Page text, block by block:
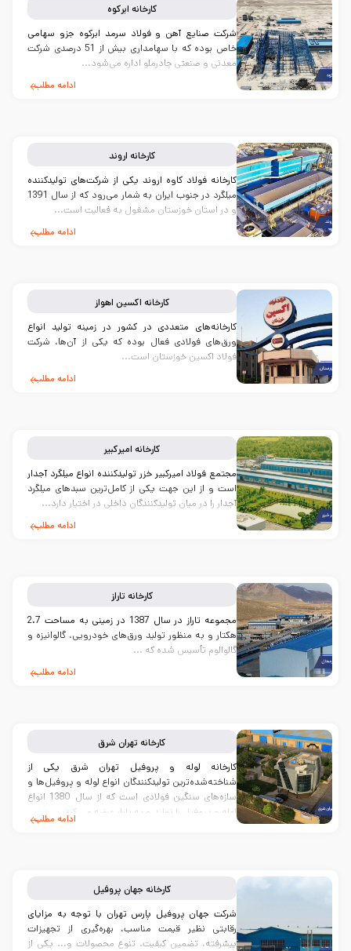
کارخانه ابرکوه
شرکت صنایع آهن و فولاد سرمد ابرکوه جزو سهامی
خاص بوده که با سهامداری بیش از 51 درصدی شرکت
معدنی و صنعتی چادرملو اداره می‌شود...
ادامه مطلب
کارخانه اروند
کارخانه فولاد کاوه اروند یکی از شرکت‌های تولیدکننده
میلگرد در جنوب ایران به شمار می‌رود که از سال 1391
و در استان خوزستان مشغول به فعالیت است...
ادامه مطلب
کارخانه اکسین اهواز
کارخانه‌های متعددی در کشور در زمینه تولید انواع
ورق‌های فولادی فعال بوده که یکی از آن‌ها، شرکت
فولاد اکسین خوزستان است...
ادامه مطلب
کارخانه امیرکبیر
مجتمع فولاد امیرکبیر خزر تولیدکننده انواع میلگرد آجدار
است و از این جهت یکی از کامل‌ترین سبدهای میلگرد
آجدار را در میان تولیدکنندگان داخلی در اختیار دارد...
ادامه مطلب
کارخانه تاراز
مجموعه تاراز در سال 1387 در زمینی به مساحت 2.7
هکتار و به منظور تولید ورق‌های خودرویی، گالوانیزه و
گالوالوم تأسیس شده که ...
ادامه مطلب
کارخانه تهران شرق
کارخانه لوله و پروفیل تهران شرق یکی از
شناخته‌شده‌ترین تولیدکنندگان انواع لوله و پروفیل‌ها و
سازه‌های سنگین فولادی است که از سال 1380 انواع
لوله و پروفیل را تولید و به بازار عرضه می کند.
ادامه مطلب
کارخانه جهان پروفیل
شرکت جهان پروفیل پارس تهران با توجه به مزایای
رقابتی نظیر قیمت مناسب، بهره‌گیری از تجهیزات
پیشرفته، تضمین کیفیت، تنوع محصولات و... یکی از